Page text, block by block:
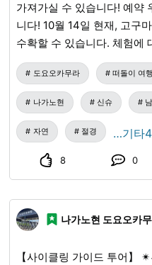
가져가실 수 있습니다! 예약
니다! 10월 14일 현재, 고구마, 우엉, 래디시, 얼갈이배추 등을
수확할 수 있습니다. 체험에
행 시간 홈페이지를 확인해
도요오카무라 떠돌이 여
나가노현 신슈
자연 절경 …기타4
8 0
나가노현 도요오카
【사이클링 가이드 투어】 ✴︎투어 내용 ◆농원으로 사이클링